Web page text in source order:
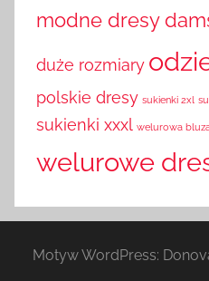
modne dresy
duże rozmiary
polskie dresy sukienki 2xl
sukienki xxxl welurowa
welurowe
Motyw WordPress: